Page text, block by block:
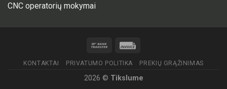
CNC operatorių mokymai
KONTAKTAI PRIVATUMO POLITIKA PREKIŲ GRĄŽINIMAS
2026 © Tikslume